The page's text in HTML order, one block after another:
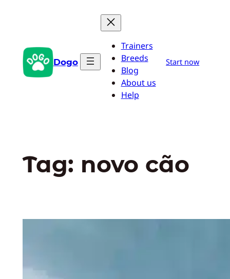
conteúdo Dogo
Trainers
Breeds
Blog
About us
Help
Start now
Tag: novo cão